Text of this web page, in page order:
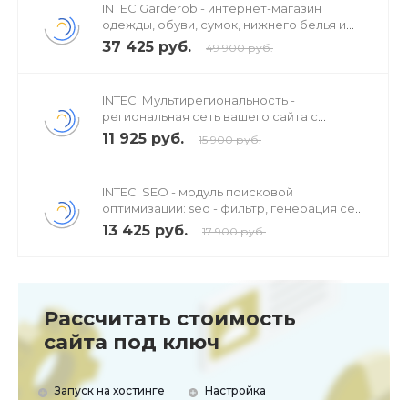
Для каких сфер бизнеса решение подходит:
доставка еды;
ритейлеры гаджетов, запчастей и комплектующих;
магазины кофейного оборудования и
сопутствующих товаров для кофейни и многим
другим, кто желает увеличить продажи или начать
INTEC.Garderob - интернет-магазин
одежды, обуви, сумок, нижнего белья и
аксессуаров
37 425 руб. 49 900 руб.
INTEC: Мультирегиональность -
региональная сеть вашего сайта с
продвижением в поисковиках
11 925 руб. 15 900 руб.
INTEC. SEO - модуль поисковой
оптимизации: seo - фильтр, генерация сео
- текстов, H1, мета-тегов
13 425 руб. 17 900 руб.
Рассчитать стоимость
сайта под ключ
Запуск на хостинге Настройка